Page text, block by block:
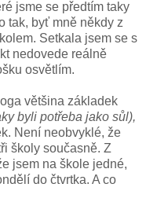
jsme se předtím taky
tak, byť mně někdy z
Setkala jsem se s
nedovede reálně
osvětlím.
většina základek
byli potřeba jako sůl),
Není neobvyklé, že
školy současně. Z
jsem na škole jedné,
do čtvrtka. A co